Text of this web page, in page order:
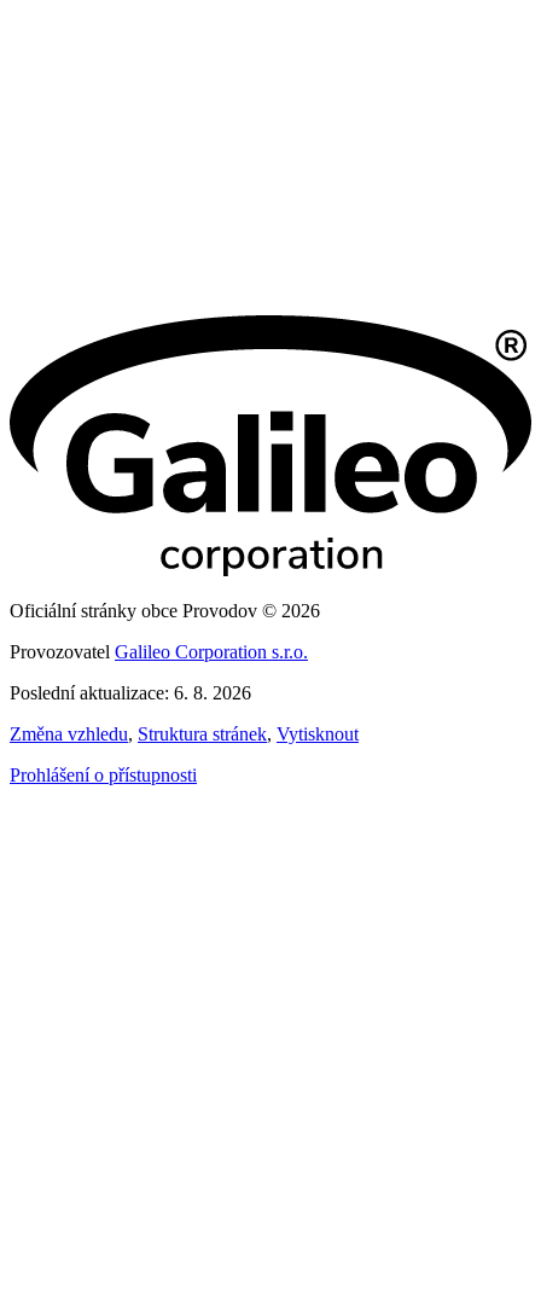
Oficiální stránky obce Provodov © 2026
Provozovatel Galileo Corporation s.r.o.
Poslední aktualizace: 6. 8. 2026
Změna vzhledu, Struktura stránek, Vytisknout
Prohlášení o přístupnosti